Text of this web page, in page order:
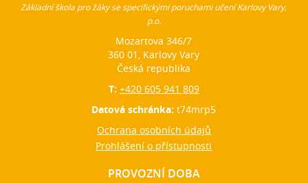
Základní škola pro žáky se specifickými poruchami učení Karlovy Vary,
p.o.
Mozartova 346/7
360 01, Karlovy Vary
Česká republika
T: +420 605 941 809
Datová schránka:t74mrp5
Ochrana osobních údajů
Prohlášení o přístupnosti
PROVOZNÍ DOBA